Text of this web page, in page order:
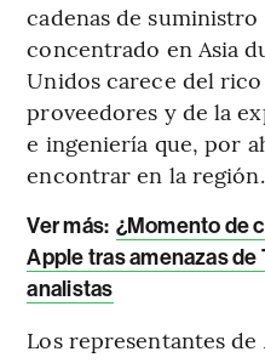
cadenas de
concentrado en Asia
Unidos carece del
proveedores y de la
e ingeniería que, por
encontrar en la región.
Ver más: ¿Momento de
Apple tras amenazas
analistas
Los representantes